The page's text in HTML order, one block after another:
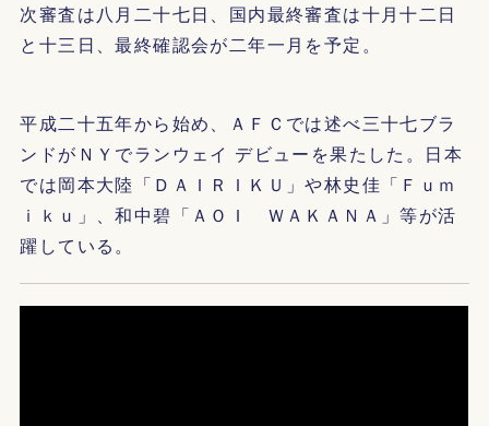
次審査は八月二十七日、国内最終審査は十月十二日
と十三日、最終確認会が二年一月を予定。
平成二十五年から始め、ＡＦＣでは述べ三十七ブラ
ンドがＮＹでランウェイ デビューを果たした。日本
では岡本大陸「ＤＡＩＲＩＫＵ」や林史佳「Ｆｕｍ
ｉｋｕ」、和中碧「ＡＯＩ ＷＡＫＡＮＡ」等が活
躍している。